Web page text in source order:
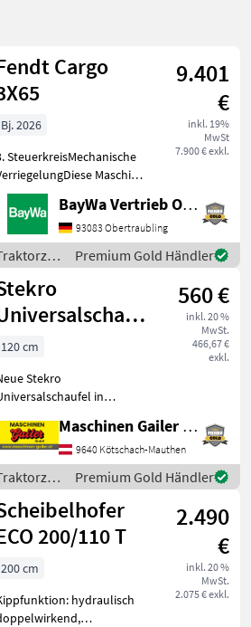
Cargo
9.401
€
inkl. 19%
MwSt
7.900 € exkl.
Bj. 2026
SteuerkreisMechanische
Maschine
steht an unserem BayWa
Standort in DE - 94107
Untergriesbach.Gerne steht
Herr Anetseder Tel.
16104804
BayWa Vertrieb Obertraubling
93083 Obertraubling
Fendt
Premium Gold Händler
NEU 120 - 240
560 €
inkl. 20 %
MwSt.
466,67 €
exkl.
120 cm
Stekro
in
120x70x64cm; 0, 43m³;
€ 560, - inkl. MwSt. *
H/T: 130x70x64cm; 0,
159kg; € 590, - inkl.
Maschinen Gailer GmbH
9640 Kötschach-Mauthen
Stekro
Premium Gold Händler
200/110 T
2.490
€
inkl. 20 %
MwSt.
2.075 € exkl.
200 cm
hydraulisch